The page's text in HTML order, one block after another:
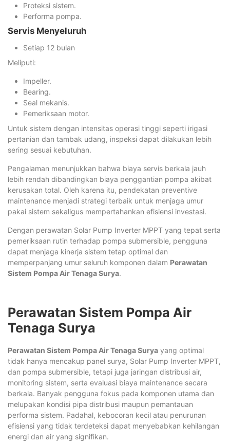
Proteksi sistem.
Performa pompa.
Servis Menyeluruh
Setiap 12 bulan
Meliputi:
Impeller.
Bearing.
Seal mekanis.
Pemeriksaan motor.
Untuk sistem dengan intensitas operasi tinggi seperti irigasi
pertanian dan tambak udang, inspeksi dapat dilakukan lebih
sering sesuai kebutuhan.
Pengalaman menunjukkan bahwa biaya servis berkala jauh
lebih rendah dibandingkan biaya penggantian pompa akibat
kerusakan total. Oleh karena itu, pendekatan preventive
maintenance menjadi strategi terbaik untuk menjaga umur
pakai sistem sekaligus mempertahankan efisiensi investasi.
Dengan perawatan Solar Pump Inverter MPPT yang tepat serta
pemeriksaan rutin terhadap pompa submersible, pengguna
dapat menjaga kinerja sistem tetap optimal dan
memperpanjang umur seluruh komponen dalam Perawatan
Sistem Pompa Air Tenaga Surya.
Perawatan Sistem Pompa Air
Tenaga Surya
Perawatan Sistem Pompa Air Tenaga Surya yang optimal
tidak hanya mencakup panel surya, Solar Pump Inverter MPPT,
dan pompa submersible, tetapi juga jaringan distribusi air,
monitoring sistem, serta evaluasi biaya maintenance secara
berkala. Banyak pengguna fokus pada komponen utama dan
melupakan kondisi pipa distribusi maupun pemantauan
performa sistem. Padahal, kebocoran kecil atau penurunan
efisiensi yang tidak terdeteksi dapat menyebabkan kehilangan
energi dan air yang signifikan.